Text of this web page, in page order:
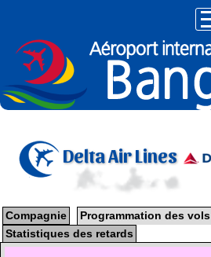
Delta Air Lines
Compagnie
Programmation des vols
Statistiques des retards